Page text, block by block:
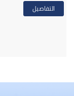
التفاصيل